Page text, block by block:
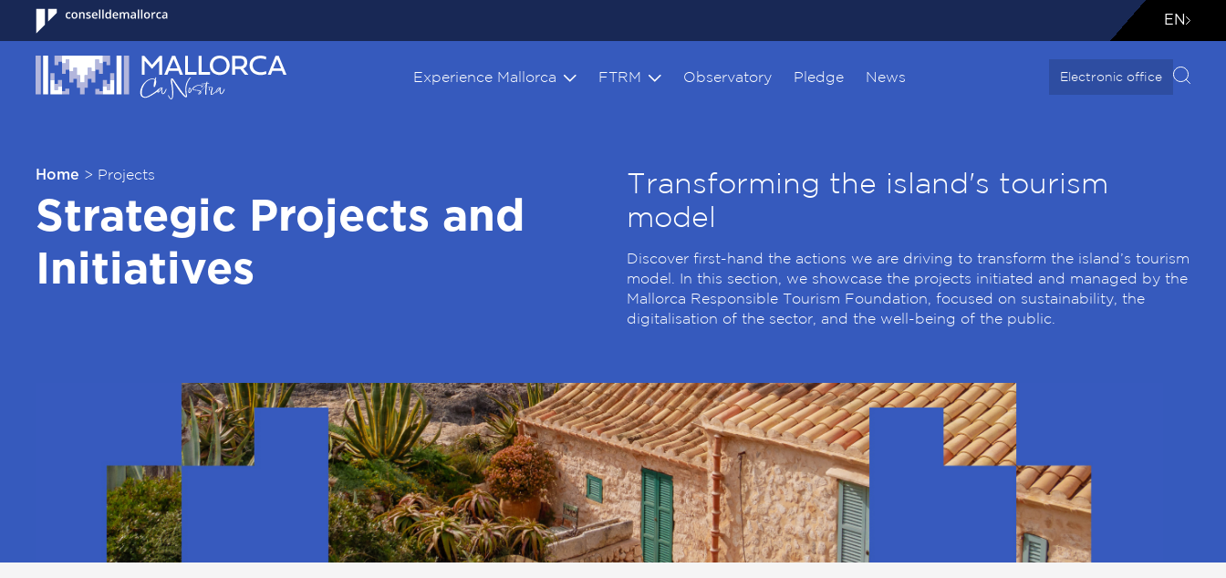
EN
Experience Mallorca FTRM Observatory Pledge News Electronic office
Home > Projects
Strategic Projects and
Initiatives
Transforming the island's tourism
model
Discover first-hand the actions we are driving to transform the island’s tourism
model. In this section, we showcase the projects initiated and managed by the
Mallorca Responsible Tourism Foundation, focused on sustainability, the
digitalisation of the sector, and the well-being of the public.